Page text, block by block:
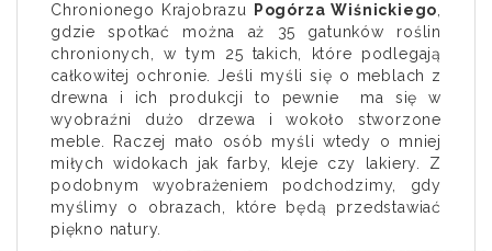
Chronionego Krajobrazu
Pogórza Wiśnickiego
gdzie spotkać można aż 35 gatunków roślin
chronionych, w tym 25 takich, które podlegają
całkowitej ochronie. Jeśli myśli się o meblach z
drewna i ich produkcji to pewnie
ma się w
wyobraźni dużo drzewa i wokoło stworzone
meble. Raczej mało osób myśli wtedy o mniej
miłych widokach jak farby, kleje czy lakiery. Z
podobnym wyobrażeniem podchodzimy, gdy
myślimy o obrazach, które będą przedstawiać
piękno natury.